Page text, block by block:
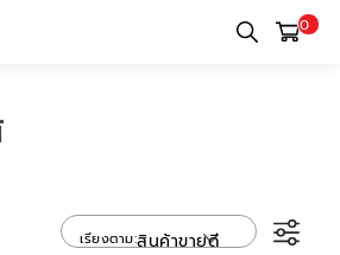
0
ภาชนะใส่เครื่องดื่ม
เรียงตามสินค้าขายดี